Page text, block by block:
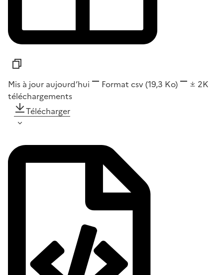
Mis à jour aujourd’hui Format csv(19,3 Ko)
2K
téléchargements
Télécharger